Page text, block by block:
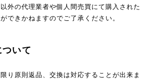
外の代理業者や個人間売買にて購入された
できかねますのでご了承ください。
いて
り原則返品、交換は対応することが出来ま